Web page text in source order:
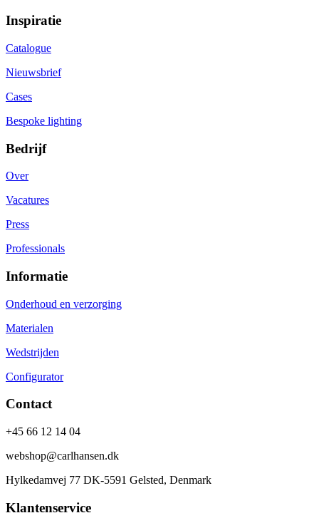
Inspiratie
Catalogue
Nieuwsbrief
Cases
Bespoke lighting
Bedrijf
Over
Vacatures
Press
Professionals
Informatie
Onderhoud en verzorging
Materialen
Wedstrijden
Configurator
Contact
+45 66 12 14 04
webshop@carlhansen.dk
Hylkedamvej 77 DK-5591 Gelsted, Denmark
Klantenservice